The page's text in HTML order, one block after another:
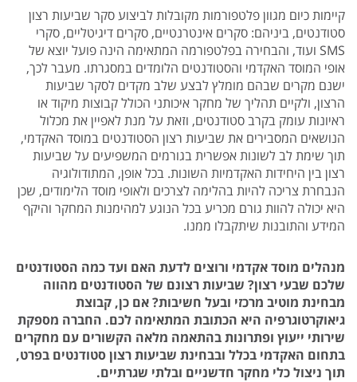
קיימות כיום מגוון פלטפורמות מקובלות לביצוע סקר שביעות רצון
סטודנטים, ביניהם: סקרים אינטרנטיים, סקרים דיגיטליים, סקרי
SMS ועוד, והבחירה בפלטפורמה המתאימה הינה פועל יוצא של
אופי המוסד האקדמי והסטודנטים הלומדים במסגרתו. מעבר לכך,
ישנם מקרים שבהם מומלץ לבצע שלב מקדים לסקר שביעות
הרצון, ולקיים תהליך של מחקר איכותני הכולל קבוצות מיקוד או
ראיונות עומק בקרב סטודנטים, וזאת על מנת לאפיין את מכלול
הנושאים המסבירים את שביעות רצון הסטודנטים במוסד האקדמי,
תוך שימת לב לשונות אפשרית בגורמים המשפיעים על שביעות
רצון בין היחידות האקדמיות השונות. בכל אופן, המתודולוגיה
הנבחרת צריכה להיות בהלימה לצרכים ולאופי מוסד הלימודים, שכן
היא יכולה להוות גורם מכריע בכל הנוגע למהימנות המחקר והיקף
המידע והתובנות שיתקבלו ממנו.
מנהלים מוסד אקדמי ורוצים לדעת האם ועד כמה הסטודנטים
שלכם שבעי רצון? שביעות רצונם של הסטודנטים מהווה
מבחינת מוטיב מרכזי ובעל חשיבות? אם כן, קבוצת
גיאוקרטוגרפיה היא הכתובת המתאימה לכם. החברה מספקת
שירותי ייעוץ ופתרונות בהתאמה מלאה הקשורים עם מחקרים
בתחום האקדמי בכלל ובבחינת שביעות רצון סטודנטים בפרט,
תוך ניצול כלי מחקר חדשניים ובלתי שגרתיים.